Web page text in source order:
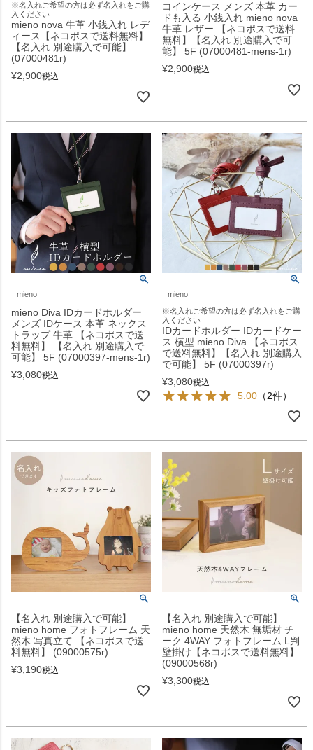
※名入れご希望の方は必ず名入れをご購
入ください
mieno nova 牛革 小銭入れ レデ
ィース【ネコポスで送料無料】
【名入れ 別途購入で可能】
(07000481r)
¥2,900税込
コインケース メンズ 本革 カー
ドも入る 小銭入れ mieno nova
牛革 レザー 【ネコポスで送料
無料】【名入れ 別途購入で可
能】 5F (07000481-mens-1r)
¥2,900税込
mieno
mieno Diva IDカードホルダー
メンズ IDケース 本革 ネックス
トラップ 牛革 【ネコポスで送
料無料】 【名入れ 別途購入で
可能】 5F (07000397-mens-1r)
¥3,080税込
mieno
※名入れご希望の方は必ず名入れをご購
入ください
IDカードホルダー IDカードケー
ス 横型 mieno Diva 【ネコポス
で送料無料】【名入れ 別途購入
で可能】 5F (07000397r)
¥3,080税込
5.00 （2件）
【名入れ 別途購入で可能】
mieno home フォトフレーム 天
然木 写真立て 【ネコポスで送
料無料】 (09000575r)
¥3,190税込
【名入れ 別途購入で可能】
mieno home 天然木 無垢材 チ
ーク 4WAY フォトフレーム L判
壁掛け【ネコポスで送料無料】
(09000568r)
¥3,300税込